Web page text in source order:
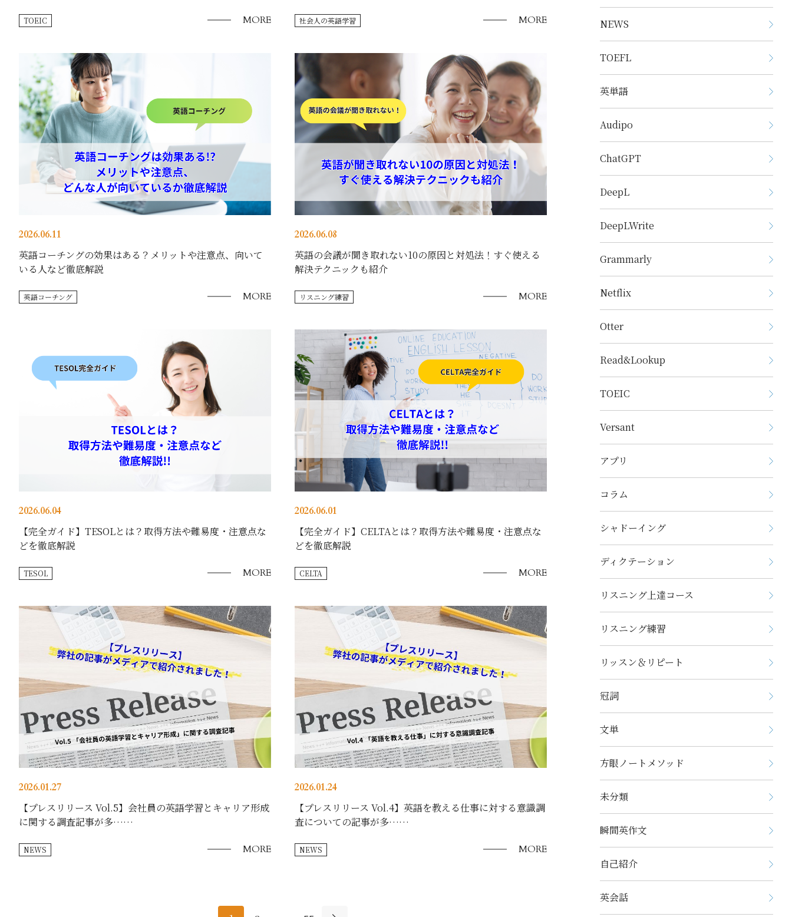
TOEIC MORE 社会人の英語学習 MORE
2026.06.11
英語コーチングの効果はある？メリットや注意点、向いて
いる人など徹底解説
英語コーチング MORE
2026.06.08
英語の会議が聞き取れない10の原因と対処法！すぐ使える
解決テクニックも紹介
リスニング練習 MORE
2026.06.04
【完全ガイド】TESOLとは？取得方法や難易度・注意点な
どを徹底解説
TESOL MORE
2026.06.01
【完全ガイド】CELTAとは？取得方法や難易度・注意点な
どを徹底解説
CELTA MORE
2026.01.27
【プレスリリース Vol.5】会社員の英語学習とキャリア形成
に関する調査記事が多……
NEWS MORE
2026.01.24
【プレスリリース Vol.4】英語を教える仕事に対する意識調
査についての記事が多……
NEWS MORE
NEWS
TOEFL
英単語
Audipo
ChatGPT
DeepL
DeepLWrite
Grammarly
Netflix
Otter
Read&Lookup
TOEIC
Versant
アプリ
コラム
シャドーイング
ディクテーション
リスニング上達コース
リスニング練習
リッスン＆リピート
冠詞
文単
方眼ノートメソッド
未分類
瞬間英作文
自己紹介
英会話